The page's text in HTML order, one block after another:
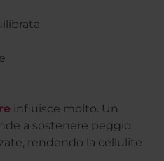
influisce molto. Un
a sostenere peggio
rendendo la cellulite